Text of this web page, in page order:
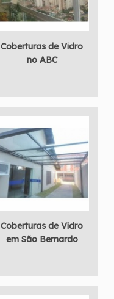
Coberturas de Vidro
no ABC
Coberturas de Vidro
em São Bernardo